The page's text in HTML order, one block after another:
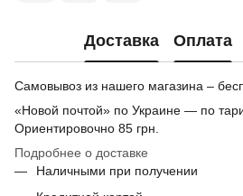
Доставка Оплата
Самовывоз из нашего магазина –
«Новой почтой» по Украине — по
Ориентировочно 85 грн.
Подробнее о доставке
Наличными при получении